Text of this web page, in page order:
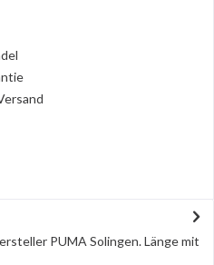
PUMA Solingen. Länge mit